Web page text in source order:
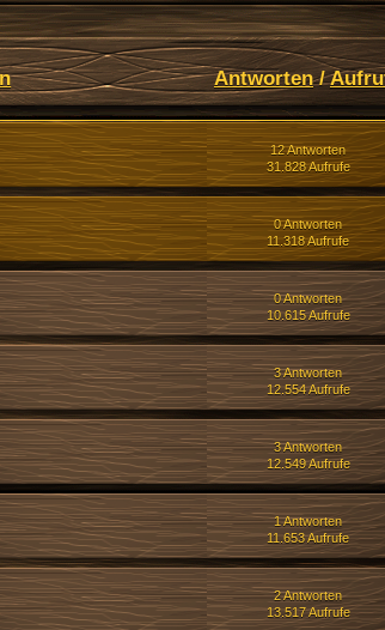
Antworten/
12 Antworten
31.828 Aufrufe
0 Antworten
11.318 Aufrufe
0 Antworten
10.615 Aufrufe
3 Antworten
12.554 Aufrufe
3 Antworten
12.549 Aufrufe
1 Antworten
11.653 Aufrufe
2 Antworten
13.517 Aufrufe